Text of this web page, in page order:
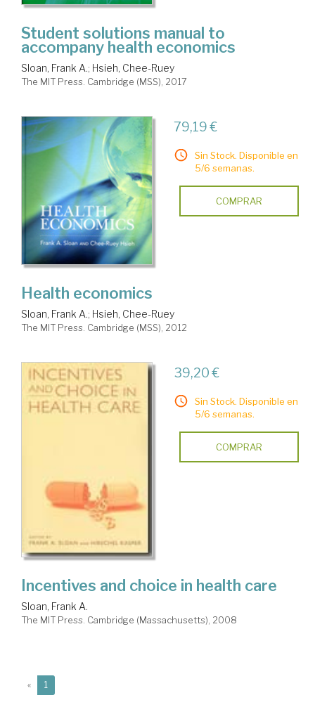
Student solutions manual to
accompany health economics
Sloan, Frank A.; Hsieh, Chee-Ruey
The MIT Press. Cambridge (MSS), 2017
79,19 €
Sin Stock. Disponible en
5/6 semanas.
COMPRAR
Health economics
Sloan, Frank A.; Hsieh, Chee-Ruey
The MIT Press. Cambridge (MSS), 2012
39,20 €
Sin Stock. Disponible en
5/6 semanas.
COMPRAR
Incentives and choice in health care
Sloan, Frank A.
The MIT Press. Cambridge (Massachusetts), 2008
« 1